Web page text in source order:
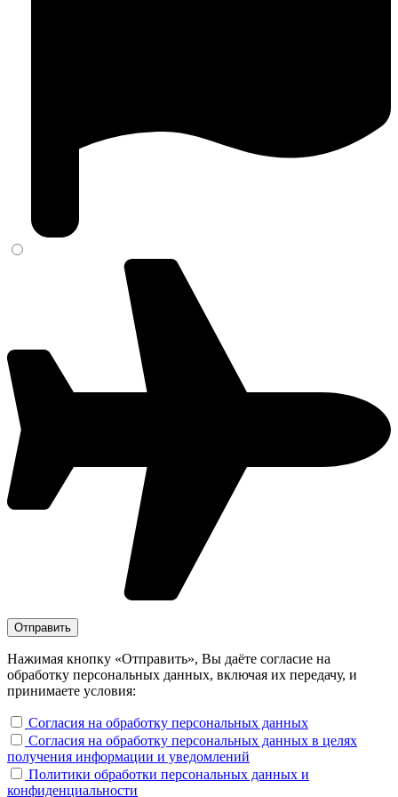
Нажимая кнопку «Отправить», Вы даёте согласие на
обработку персональных данных, включая их передачу, и
принимаете условия:
Согласия на обработку персональных данных
Согласия на обработку персональных данных в целях
получения информации и уведомлений
Политики обработки персональных данных и
конфиденциальности